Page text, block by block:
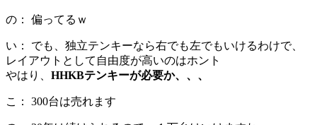
の： 偏ってるｗ
い： でも、独立テンキーなら右でも左でもいけるわけで、
レイアウトとして自由度が高いのはホント
やはり、 HHKBテンキーが必要か、、、
こ： 300台は売れます